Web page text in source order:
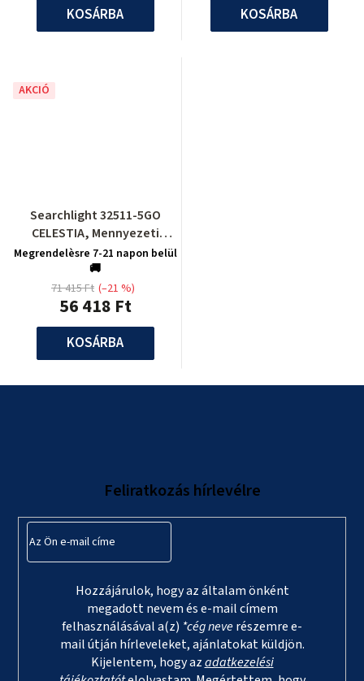
KOSÁRBA KOSÁRBA
AKCIÓ
Searchlight 32511-5GO
CELESTIA, Mennyezeti
lámpa
Megrendelèsre 7-21 napon belül
🚚
56 418 Ft
71 415 Ft (–21 %)
KOSÁRBA
Feliratkozás hírlevélre
Hozzájárulok, hogy az általam önként
megadott nevem és e-mail címem
felhasználásával a(z) *cég neverészemre e-
mail útján hírleveleket, ajánlatokat küldjön.
Kijelentem, hogy azadatkezelési